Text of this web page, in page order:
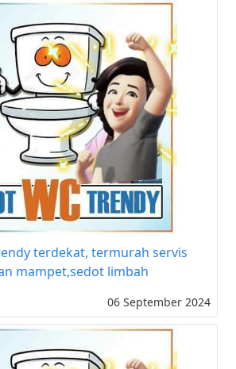
terdekat, termurah servis
mampet,sedot limbah
06 September 2024